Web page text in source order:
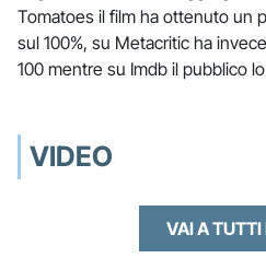
Tomatoes il film ha ottenuto un
sul 100%, su Metacritic ha
100 mentre su Imdb il pubblico
VIDEO
VAI A TUTTI